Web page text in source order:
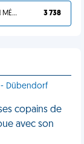
TU L'AS BIEN MÉRITÉ 3 738
- Dübendorf
copains de
avec son